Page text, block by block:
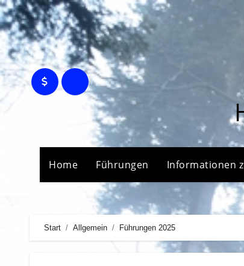
Zum
Inhalt
springen
Home Führungen Informationen
Start Allgemein Führungen 2025